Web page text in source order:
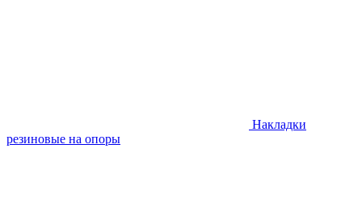
Накладки
резиновые на опоры